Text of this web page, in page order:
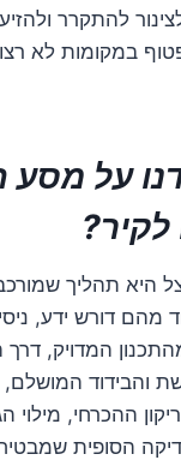
להתקרר
במקומות לא
על מסע
היא תהליך
מהם דורש ידע,
המדויק, דרך
והבידוד
ההכרחי, מילוי
הסופית